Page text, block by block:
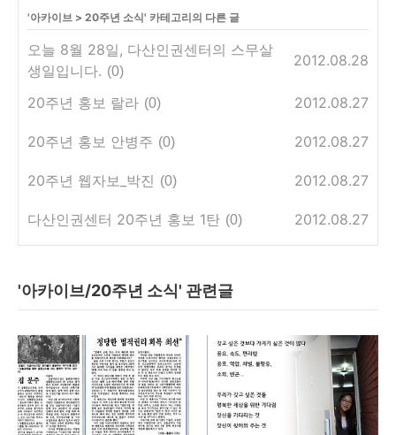
'아카이브 > 20주년 소식' 카테고리의 다른 글
오늘 8월 28일, 다산인권센터의 스무살
생일입니다. (0)
2012.08.28
20주년 홍보 랄라 (0) 2012.08.27
20주년 홍보 안병주 (0) 2012.08.27
20주년 웹자보_박진 (0) 2012.08.27
다산인권센터 20주년 홍보 1탄 (0) 2012.08.27
'아카이브/20주년 소식' 관련글